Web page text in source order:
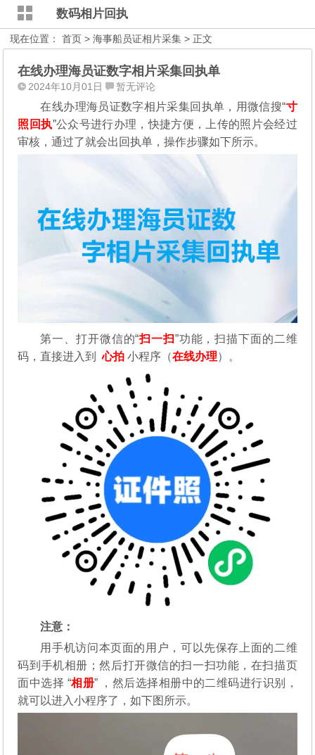
数码相片回执
现在位置：首页 >海事船员证相片采集 > 正文
在线办理海员证数字相片采集回执单
2024年10月01日 暂无评论
在线办理海员证数字相片采集回执单，用微信搜“寸
照回执”公众号进行办理，快捷方便，上传的照片会经过
审核，通过了就会出回执单，操作步骤如下所示。
第一、打开微信的“扫一扫”功能，扫描下面的二维
码，直接进入到心拍 小程序（在线办理）。
注意：
用手机访问本页面的用户，可以先保存上面的二维
码到手机相册；然后打开微信的扫一扫功能，在扫描页
面中选择 “相册” ，然后选择相册中的二维码进行识别，
就可以进入小程序了，如下图所示。